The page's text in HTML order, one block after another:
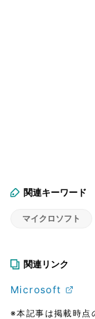
関連キーワード
マイクロソフト
関連リンク
Microsoft
※本記事は掲載時点